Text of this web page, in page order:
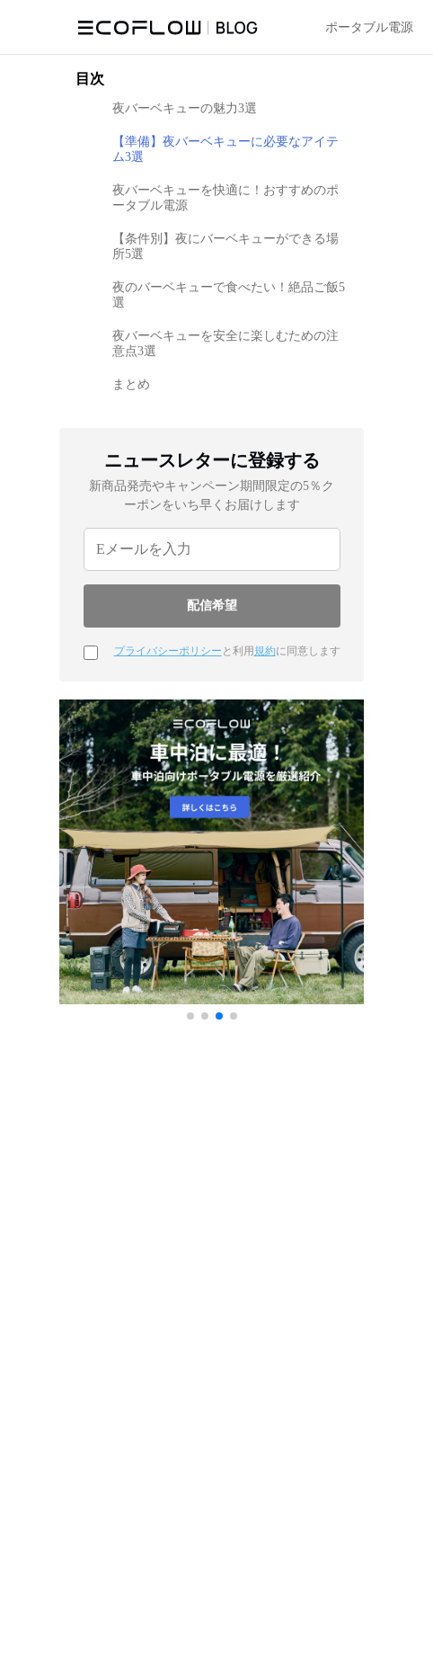
ポータブル電源
目次
夜バーベキューの魅力3選
【準備】夜バーベキューに必要なアイテ
ム3選
夜バーベキューを快適に！おすすめのポ
ータブル電源
【条件別】夜にバーベキューができる場
所5選
夜のバーベキューで食べたい！絶品ご飯5
選
夜バーベキューを安全に楽しむための注
意点3選
まとめ
ニュースレターに登録する
新商品発売やキャンペーン期間限定の5％ク
ーポンをいち早くお届けします
プライバシーポリシー と利用規約に同意します